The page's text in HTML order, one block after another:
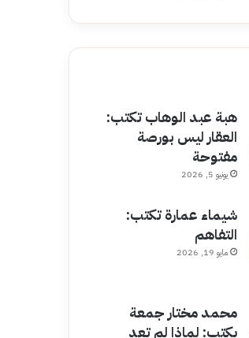
هبة عبد الوهاب تكتب:
العقار ليس بورصة
مفتوحة
يونيو 5, 2026
شيماء عمارة تكتب:
التفاهم
مايو 19, 2026
محمد مختار جمعة
يكتب: لماذا لم تعد